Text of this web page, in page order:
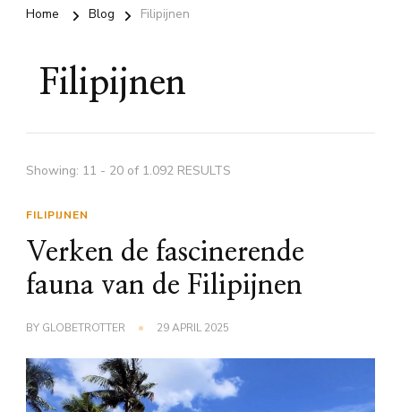
Home Blog Filipijnen
Filipijnen
Showing: 11 - 20 of 1.092 RESULTS
FILIPIJNEN
Verken de fascinerende
fauna van de Filipijnen
BY GLOBETROTTER 29 APRIL 2025